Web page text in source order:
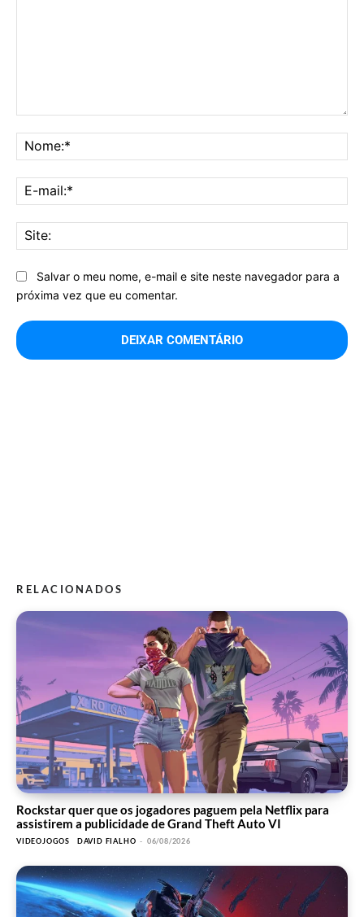
Salvar o meu nome, e-mail e site neste navegador para a
próxima vez que eu comentar.
RELACIONADOS
Rockstar quer que os jogadores paguem pela Netflix para
assistirem a publicidade de Grand Theft Auto VI
VIDEOJOGOS DAVID FIALHO - 06/08/2026